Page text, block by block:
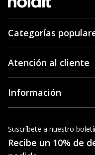
Categorías
Atención al cliente
Información
Suscríbete a nuestro
Recibe un 10% de